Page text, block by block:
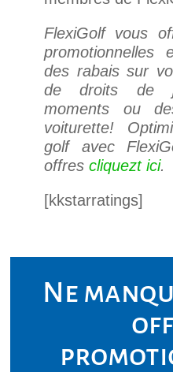
FlexiGolf vous
promotionnelles
des rabais sur
de droits de
moments ou
voiturette!
golf avec
offres cliquezt ici.
[kkstarratings]
Ne